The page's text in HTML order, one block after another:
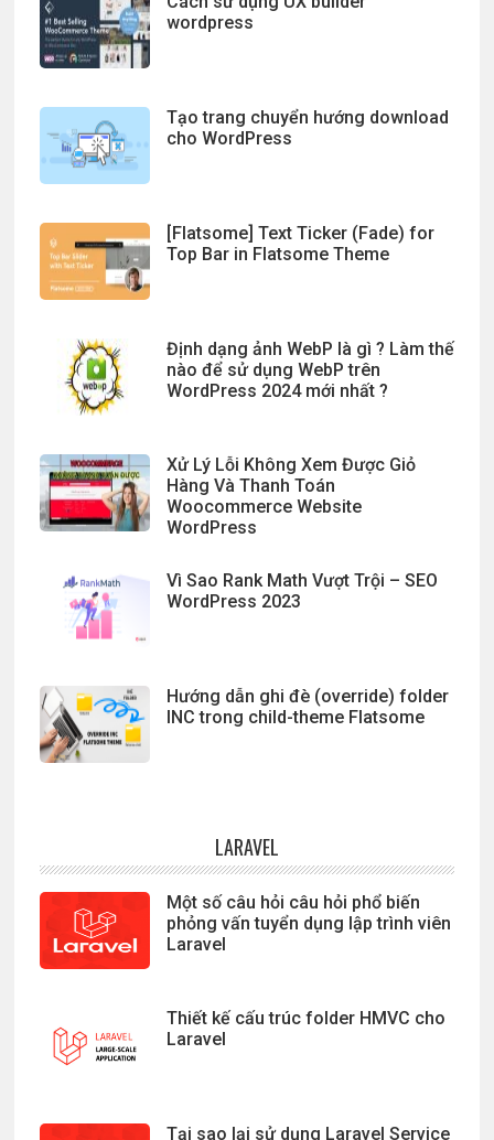
wordpress
Tạo trang chuyển hướng download
cho WordPress
[Flatsome] Text Ticker (Fade) for
Top Bar in Flatsome Theme
Định dạng ảnh WebP là gì ? Làm thế
nào để sử dụng WebP trên
WordPress 2024 mới nhất ?
Xử Lý Lỗi Không Xem Được Giỏ
Hàng Và Thanh Toán
Woocommerce Website
WordPress
Vì Sao Rank Math Vượt Trội – SEO
WordPress 2023
Hướng dẫn ghi đè (override) folder
INC trong child-theme Flatsome
LARAVEL
Một số câu hỏi câu hỏi phổ biến
phỏng vấn tuyển dụng lập trình viên
Laravel
Thiết kế cấu trúc folder HMVC cho
Laravel
Tại sao lại sử dụng Laravel Service